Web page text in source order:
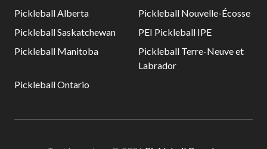
Pickleball Alberta
Pickleball Nouvelle-Écosse
Pickleball Saskatchewan
PEI Pickleball IPE
Pickleball Manitoba
Pickleball Terre-Neuve et
Labrador
Pickleball Ontario